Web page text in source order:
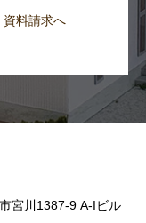
資料請求へ
川1387-9 A-Iビル